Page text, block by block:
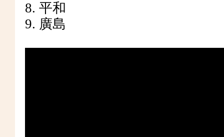
8. 平和
9. 廣島